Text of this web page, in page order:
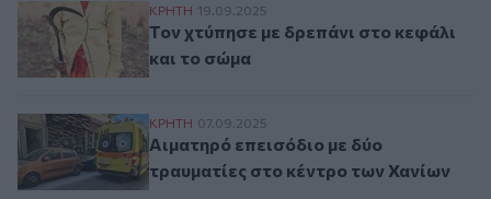
Τον χτύπησε με δρεπάνι στο κεφάλι και
ΚΡΗΤΗ 19.09.2025
Τον χτύπησε με δρεπάνι στο κεφάλι
και το σώμα
Αιματηρό επεισόδιο με δύο τραυματίες
ΚΡΗΤΗ 07.09.2025
Αιματηρό επεισόδιο με δύο
τραυματίες στο κέντρο των Χανίων